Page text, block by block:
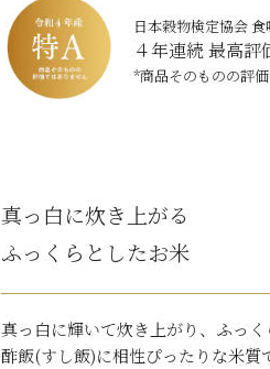
日本穀物検定協会
４年連続 最高評
*商品そのものの評
真っ白に炊き上がる
ふっくらとしたお米
真っ白に輝いて炊き上がり、ふっ
酢飯(すし飯)に相性ぴったりな米質